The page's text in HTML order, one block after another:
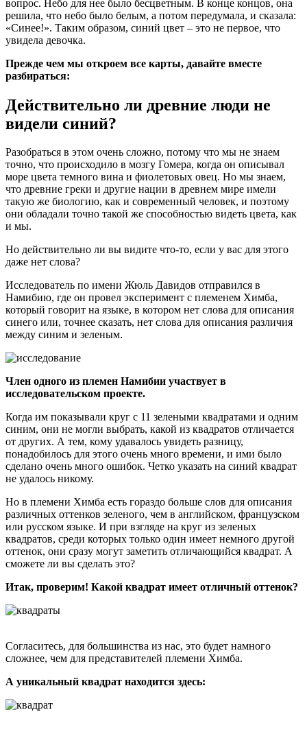
вопрос. Небо для нее было бесцветным. В конце концов, она
решила, что небо было белым, а потом передумала, и сказала:
«Синее!». Таким образом, синий цвет – это не первое, что
увидела девочка.
Прежде чем мы откроем все карты, давайте вместе
разбираться:
Действительно ли древние люди не
видели синий?
Разобраться в этом очень сложно, потому что мы не знаем
точно, что происходило в мозгу Гомера, когда он описывал
море цвета темного вина и фиолетовых овец. Но мы знаем,
что древние греки и другие нации в древнем мире имели
такую же биологию, как и современный человек, и поэтому
они обладали точно такой же способностью видеть цвета, как
и мы.
Но действительно ли вы видите что-то, если у вас для этого
даже нет слова?
Исследователь по имени Жюль Давидов отправился в
Намибию, где он провел эксперимент с племенем Химба,
который говорит на языке, в котором нет слова для описания
синего или, точнее сказать, нет слова для описания различия
между синим и зеленым.
Член одного из племен Намибии участвует в
исследовательском проекте.
Когда им показывали круг с 11 зелеными квадратами и одним
синим, они не могли выбрать, какой из квадратов отличается
от других. А тем, кому удавалось увидеть разницу,
понадобилось для этого очень много времени, и ими было
сделано очень много ошибок. Четко указать на синий квадрат
не удалось никому.
Но в племени Химба есть гораздо больше слов для описания
различных оттенков зеленого, чем в английском, французском
или русском языке. И при взгляде на круг из зеленых
квадратов, среди которых только один имеет немного другой
оттенок, они сразу могут заметить отличающийся квадрат. А
сможете ли вы сделать это?
Итак, проверим! Какой квадрат имеет отличный оттенок?
Согласитесь, для большинства из нас, это будет намного
сложнее, чем для представителей племени Химба.
А уникальный квадрат находится здесь: